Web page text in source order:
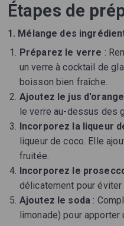
Étapes de
1. Mélange des
Préparez le verre :
un verre à cocktail de
boisson bien fraîche.
Ajoutez le jus d'orange
le verre au-dessus des
Incorporez la liqueur
liqueur de coco. Elle
fruitée.
Incorporez le
délicatement pour
Ajoutez le soda :
limonade) pour